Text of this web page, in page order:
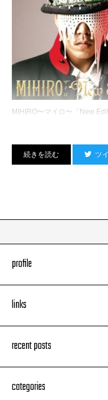
MIHIRO〜マイロ〜「New
2010/12/08 Release
MIHIRO〜マイロ〜HP◆
04.Crushed
06.Interlude 〜 J•O•D•E•C•I 〜
08.Flying
11.Interlude 〜 koushukaido 〜
13.ずっと… dear Mama ＆
01.さよならの前に（MIHIRO
04.One Mic,One Life feat.
ツ
profile
links
recent posts
categories